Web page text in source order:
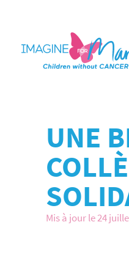
UNE
Mis à jour le 24